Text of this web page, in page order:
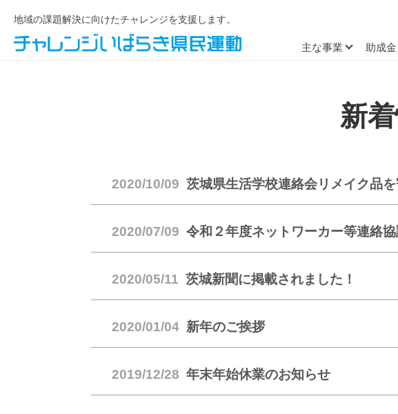
地域の課題解決に向けたチャレンジを支援します。
主な事業 助成金
新
2020/10/09 茨城県生活学校連絡会リメイク品
2020/07/09 令和２年度ネットワーカー等連絡
2020/05/11 茨城新聞に掲載されました！
2020/01/04 新年のご挨拶
2019/12/28 年末年始休業のお知らせ